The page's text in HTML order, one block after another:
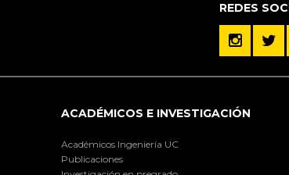
REDES
ACADÉMICOS E INVESTIGACIÓN
Académicos Ingeniería UC
Publicaciones